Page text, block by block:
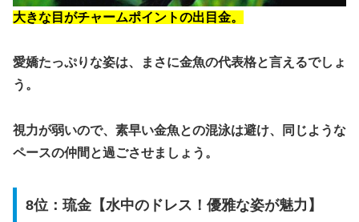
大きな目がチャームポイントの出目金。
愛嬌たっぷりな姿は、まさに金魚の代表格と言えるでしょ
う。
視力が弱いので、素早い金魚との混泳は避け、同じような
ペースの仲間と過ごさせましょう。
8位：琉金【水中のドレス！優雅な姿が魅力】